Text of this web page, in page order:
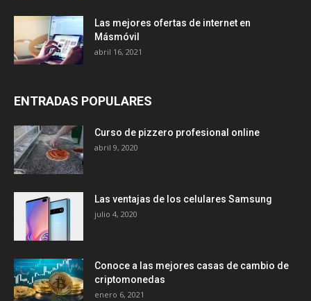
Las mejores ofertas de internet en
Másmóvil
abril 16, 2021
ENTRADAS POPULARES
Curso de pizzero profesional online
abril 9, 2020
Las ventajas de los celulares Samsung
julio 4, 2020
Conoce a las mejores casas de cambio de
criptomonedas
enero 6, 2021